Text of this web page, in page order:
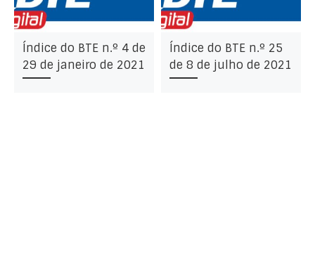
Índice do BTE n.º 4 de
29 de janeiro de 2021
Índice do BTE n.º 25
de 8 de julho de 2021